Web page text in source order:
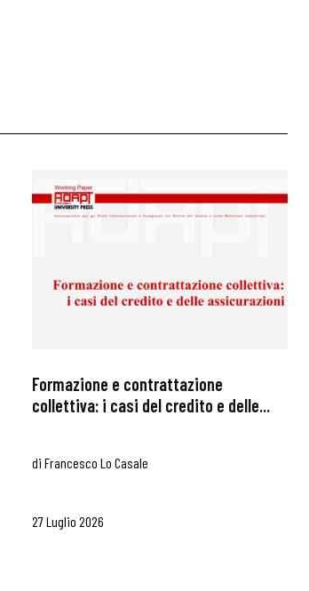
Formazione e contrattazione
collettiva: i casi del credito e delle...
di Francesco Lo Casale
27 Luglio 2026